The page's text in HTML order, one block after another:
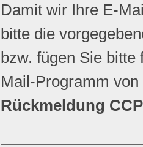
Damit wir Ihre E-
bitte die
bzw. fügen Sie
Mail-Programm
Rückmeldung